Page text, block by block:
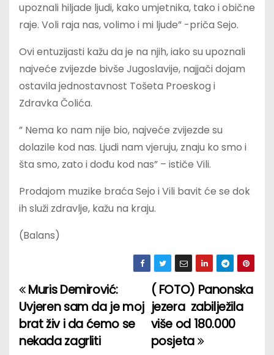
upoznali hiljade ljudi, kako umjetnika, tako i obične
raje. Voli raja nas, volimo i mi ljude” -priča Sejo.
Ovi entuzijasti kažu da je na njih, iako su upoznali
najveće zvijezde bivše Jugoslavije, najjači dojam
ostavila jednostavnost Tošeta Proeskog i
Zdravka Čolića.
” Nema ko nam nije bio, najveće zvijezde su
dolazile kod nas. Ljudi nam vjeruju, znaju ko smo i
šta smo, zato i dođu kod nas” – ističe Vili.
Prodajom muzike braća Sejo i Vili bavit će se dok
ih služi zdravlje, kažu na kraju.
(Balans)
P
o
s
( FOTO) Panonska
jezera zabilježila
više od 180.000
posjeta
Muris Demirović:
Uvjeren sam da je moj
brat živ i da ćemo se
nekada zagrliti